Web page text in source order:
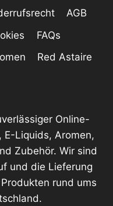
AGB
FAQs
Red Astaire
Online-
E-Liquids, Aromen,
Zubehör. Wir sind
und die Lieferung
rund ums